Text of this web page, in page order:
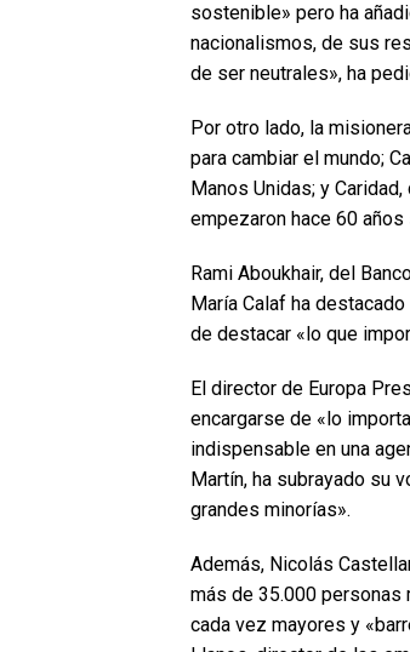
sostenible» pero ha
nacionalismos, de sus
de ser neutrales», ha
Por otro lado, la
para cambiar el mundo;
Manos Unidas; y
empezaron hace 60
Rami Aboukhair, del
María Calaf ha
de destacar «lo que
El director de Europa
encargarse de «lo
indispensable en una
Martín, ha subrayado su
grandes minorías».
Además, Nicolás
más de 35.000 personas
cada vez mayores y